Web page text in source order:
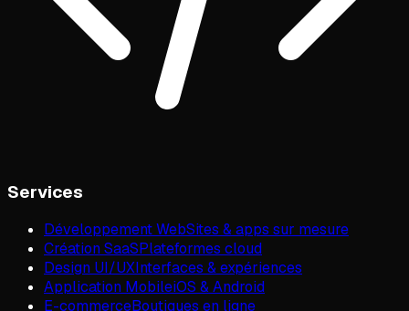
Services
Développement WebSites & apps sur mesure
Création SaaSPlateformes cloud
Design UI/UXInterfaces & expériences
Application MobileiOS & Android
E-commerceBoutiques en ligne